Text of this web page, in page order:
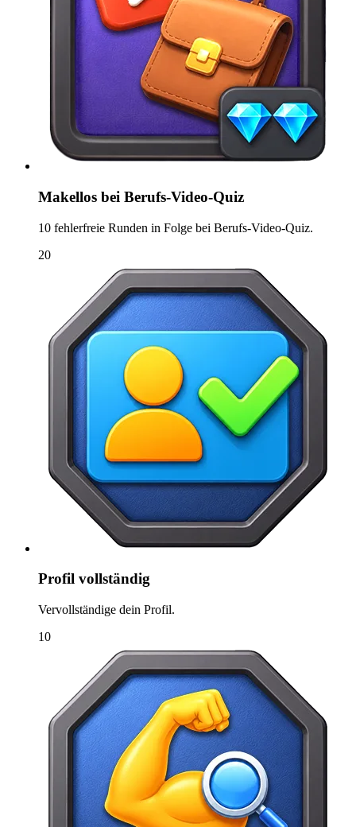
Makellos bei Berufs-Video-Quiz
10 fehlerfreie Runden in Folge bei Berufs-Video-Quiz.
20
Profil vollständig
Vervollständige dein Profil.
10